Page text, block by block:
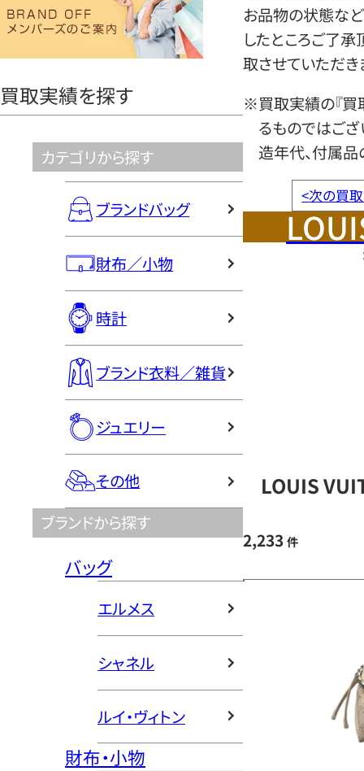
ヤ
買取実績を探す
カテゴリから探す
ブランドバッグ
財布／小物
時計
ブランド衣料／雑貨
ジュエリー
その他
ブランドから探す
バッグ
エルメス
シャネル
ルイ・ヴィトン
財布・小物
お品物の状態など
したところご了
取させていただき
※買取実績の『買
るものではござ
造年代、付属品
<次の買
LOUIS
2,233 件